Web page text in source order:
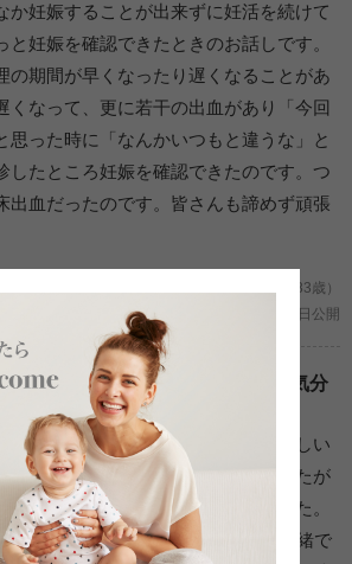
か妊娠することが出来ずに妊活を続けて
と妊娠を確認できたときのお話しです。
の期間が早くなったり遅くなることがあ
くなって、更に若干の出血があり「今回
思った時に「なんかいつもと違うな」と
したところ妊娠を確認できたのです。つ
出血だったのです。皆さんも諦めず頑張
妊娠2ヶ月/初めての妊娠 (北海道/33歳のママ/33歳）
2021年06月11日公開
かに録画。後で見返してほっこり気分
が来るはずが、来なかったのでおかしい
。過去にもっと遅れた事もありましたが
で、妊娠と断定はしていませんでした。
生理が10日遅れていました。夫に内緒で